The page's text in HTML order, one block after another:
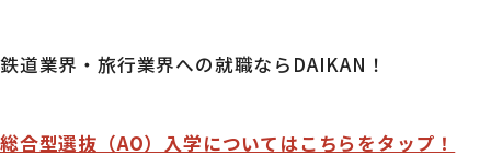
鉄道業界・旅行業界への就職ならDAIKAN！
総合型選抜（AO）入学についてはこちらをタップ！